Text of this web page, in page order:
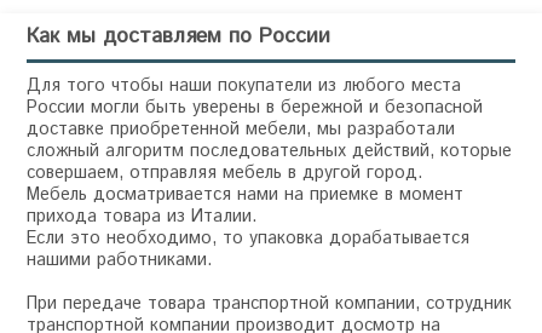
Как мы доставляем по России
Для того чтобы наши покупатели из любого места
России могли быть уверены в бережной и безопасной
доставке приобретенной мебели, мы разработали
сложный алгоритм последовательных действий, которые
совершаем, отправляя мебель в другой город.
Мебель досматривается нами на приемке в момент
прихода товара из Италии.
Если это необходимо, то упаковка дорабатывается
нашими работниками.
При передаче товара транспортной компании, сотрудник
транспортной компании производит досмотр на